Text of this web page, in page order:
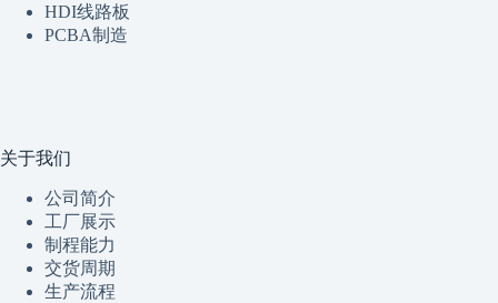
HDI线路板
PCBA制造
关于我们
公司简介
工厂展示
制程能力
交货周期
生产流程